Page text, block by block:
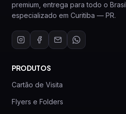
premium, entrega para todo o
especializado em Curitiba — PR.
PRODUTOS
Cartão de Visita
Flyers e Folders